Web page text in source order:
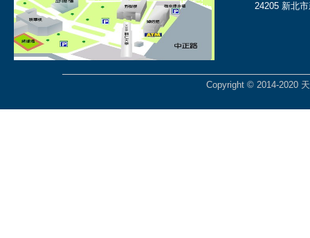
24205 新北
Copyright © 2014-2020